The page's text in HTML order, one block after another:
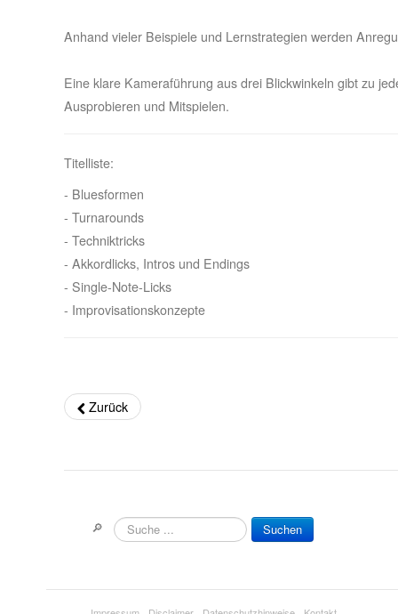
Anhand vieler Beispiele und Lernstrategien werden
Eine klare Kameraführung aus drei Blickwinkeln gibt zu
Ausprobieren und Mitspielen.
Titelliste:
- Bluesformen
- Turnarounds
- Techniktricks
- Akkordlicks, Intros und Endings
- Single-Note-Licks
- Improvisationskonzepte
Zurück
🔎 Suchen